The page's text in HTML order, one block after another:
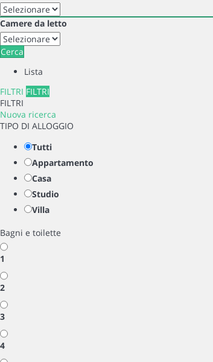
Camere da letto
Cerca
Lista
FILTRI FILTRI
FILTRI
Nuova ricerca
TIPO DI ALLOGGIO
Tutti
Appartamento
Casa
Studio
Villa
Bagni e toilette
1
2
3
4